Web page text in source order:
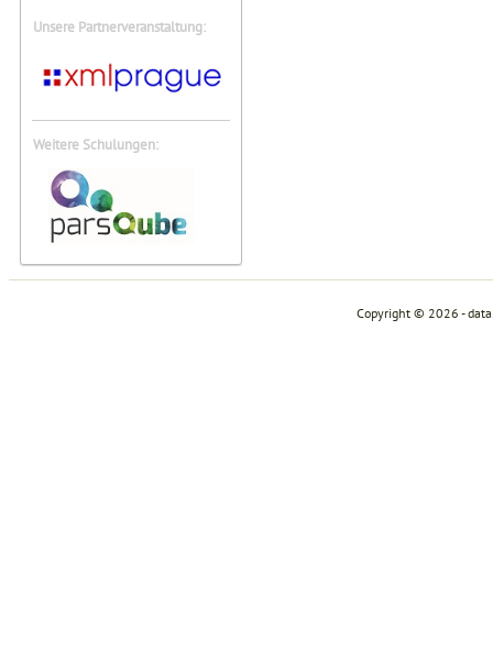
Unsere Partnerveranstaltung:
Weitere Schulungen:
Copyright © 2026 -